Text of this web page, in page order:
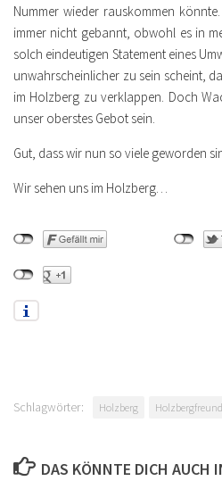
Nummer wieder rauskommen
immer nicht gebannt, obwohl es in
solch eindeutigen Statement eines
unwahrscheinlicher zu sein scheint,
im Holzberg zu verklappen. Doch
unser oberstes Gebot sein.
Gut, dass wir nun so viele geworden
Wir sehen uns im Holzberg…
Schlagwörter: Holzberg
DAS KÖNNTE DICH AUCH